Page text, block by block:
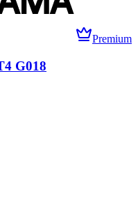
Premium
G018